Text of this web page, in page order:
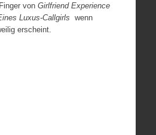
von Girlfriend Experience
Luxus-Callgirls
wenn
erscheint.